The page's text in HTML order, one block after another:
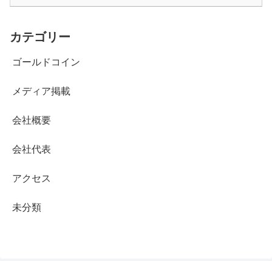
カテゴリー
ゴールドコイン
メディア掲載
会社概要
会社代表
アクセス
未分類